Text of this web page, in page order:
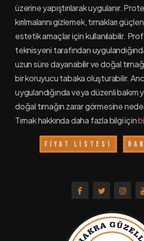
DUYURULAR
MÜŞTERİ
İLETİŞİM
üzerine yapıştırılarak uygulanır.
kırılmalarını gizlemek, tırnakları
estetik amaçlar için kullanılabilir.
teknisyeni tarafından
uzun süre dayanabilir ve doğal
bir koruyucu tabaka oluşturabilir.
uygulandığında veya düzenli bakım
doğal tırnağın zarar görmesine
Tırnak hakkında daha fazla bilgi için
FİYAT LİSTESİ